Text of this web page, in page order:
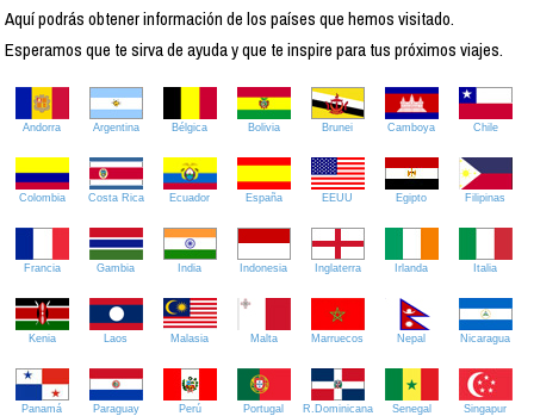
Aquí podrás obtener información de los países que hemos visitado.
Esperamos que te sirva de ayuda y que te inspire para tus próximos viajes.
Andorra Argentina Bélgica Bolivia Brunei Camboya Chile
Colombia Costa Rica Ecuador España EEUU Egipto Filipinas
Francia Gambia India Indonesia Inglaterra Irlanda Italia
Kenia Laos Malasia Malta Marruecos Nepal Nicaragua
Panamá Paraguay Perú Portugal R.Dominicana Senegal Singapur